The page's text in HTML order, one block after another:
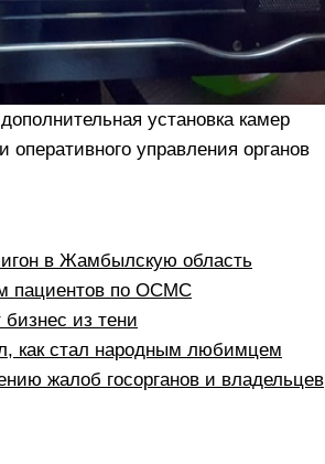
установка камер
управления органов
в Жамбылскую область
пациентов по ОСМС
из тени
как стал народным любимцем
жалоб госорганов и владельцев